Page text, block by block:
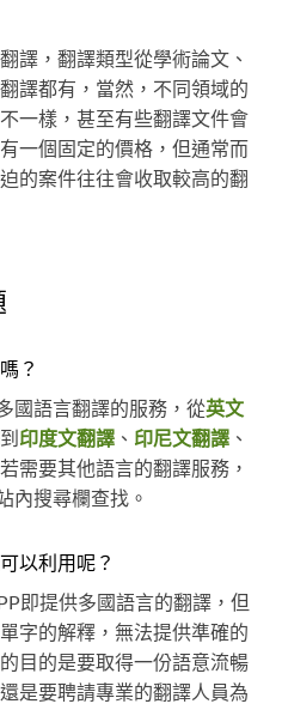
譯，翻譯類型從學術論文、
譯都有，當然，不同領域的
一樣，甚至有些翻譯文件會
一個固定的價格，但通常而
的案件往往會收取較高的翻
？
國語言翻譯的服務，從英文
到 印度文翻譯 、 印尼文翻譯 、
需要其他語言的翻譯服務，
內搜尋欄查找。
以利用呢？
即提供多國語言的翻譯，但
字的解釋，無法提供準確的
目的是要取得一份語意流暢
是要聘請專業的翻譯人員為